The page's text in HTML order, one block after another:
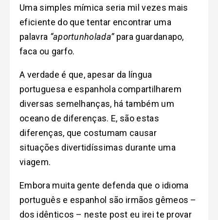
Uma simples mímica seria mil vezes mais
eficiente do que tentar encontrar uma
palavra “aportunholada”para guardanapo,
faca ou garfo.
A verdade é que, apesar da língua
portuguesa e espanhola compartilharem
diversas semelhanças, há também um
oceano de diferenças. E, são estas
diferenças, que costumam causar
situações divertidíssimas durante uma
viagem.
Embora muita gente defenda que o idioma
português e espanhol são irmãos gêmeos –
dos idênticos – neste post eu irei te provar